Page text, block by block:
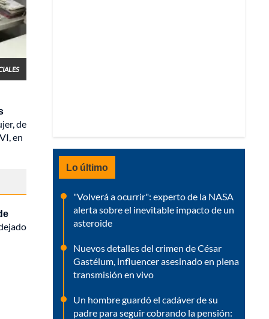
de
en
Lo último
"Volverá a ocurrir": experto de la NASA
alerta sobre el inevitable impacto de un
asteroide
Nuevos detalles del crimen de César
Gastélum, influencer asesinado en plena
transmisión en vivo
Un hombre guardó el cadáver de su
padre para seguir cobrando la pensión: